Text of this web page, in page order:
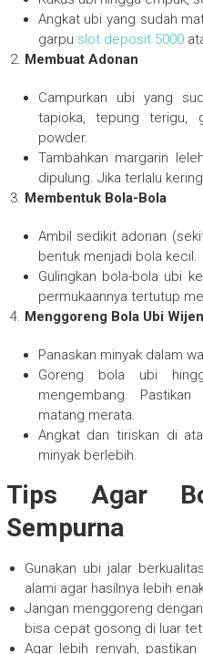
Angkat ubi yang sudah
garpu slot deposit 5000
Membuat Adonan
Campurkan ubi yang
tapioka, tepung terigu,
powder.
Tambahkan margarin
dipulung. Jika terlalu
Membentuk Bola-Bola
Ambil sedikit adonan
bentuk menjadi bola kecil.
Gulingkan bola-bola ubi
permukaannya tertutup
Menggoreng Bola Ubi Wijen
Panaskan minyak dalam
Goreng bola ubi
mengembang.
matang merata.
Angkat dan tiriskan di
minyak berlebih.
Tips Agar
Sempurna
Gunakan ubi jalar
alami agar hasilnya lebih
Jangan menggoreng
bisa cepat gosong di luar
Agar lebih renyah,